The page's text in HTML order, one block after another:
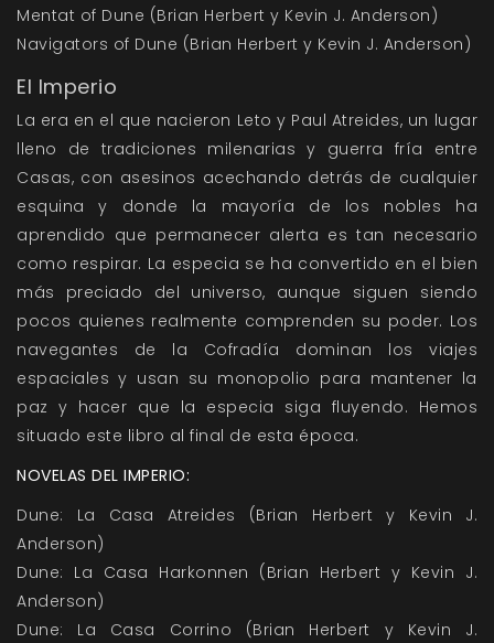
Mentat of Dune (Brian Herbert y Kevin J. Anderson)
Navigators of Dune (Brian Herbert y Kevin J. Anderson)
El Imperio
La era en el que nacieron Leto y Paul Atreides, un lugar
lleno de tradiciones milenarias y guerra fría entre
Casas, con asesinos acechando detrás de cualquier
esquina y donde la mayoría de los nobles ha
aprendido que permanecer alerta es tan necesario
como respirar. La especia se ha convertido en el bien
más preciado del universo, aunque siguen siendo
pocos quienes realmente comprenden su poder. Los
navegantes de la Cofradía dominan los viajes
espaciales y usan su monopolio para mantener la
paz y hacer que la especia siga fluyendo. Hemos
situado este libro al final de esta época.
NOVELAS DEL IMPERIO:
Dune: La Casa Atreides (Brian Herbert y Kevin J.
Anderson)
Dune: La Casa Harkonnen (Brian Herbert y Kevin J.
Anderson)
Dune: La Casa Corrino (Brian Herbert y Kevin J.